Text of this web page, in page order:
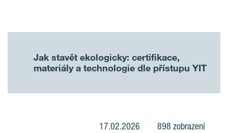
Jak stavět ekologicky: certifikace,
materiály a technologie dle přístupu YIT
17.02.2026 898 zobrazení